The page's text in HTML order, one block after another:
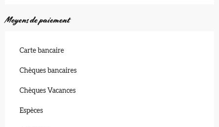
Moyens de paiement
Carte bancaire
Chèques bancaires
Chèques Vacances
Espèces